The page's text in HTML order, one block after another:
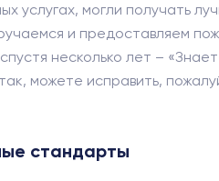
могли получать
и предоставляем
несколько лет –
можете исправить,
стандарты